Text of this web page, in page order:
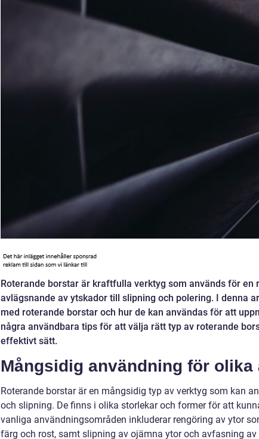
Roterande borstar är kraftfulla verktyg som används för en
avlägsnande av ytskador till slipning och polering. I denna
med roterande borstar och hur de kan användas för att
några användbara tips för att välja rätt typ av roterande
effektivt sätt.
Mångsidig användning för olika
Roterande borstar är en mångsidig typ av verktyg som kan
och slipning. De finns i olika storlekar och former för att
vanliga användningsområden inkluderar rengöring av ytor
färg och rost, samt slipning av ojämna ytor och avfasning